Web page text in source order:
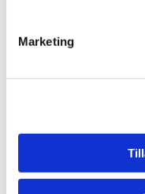
Marketing
Du vil